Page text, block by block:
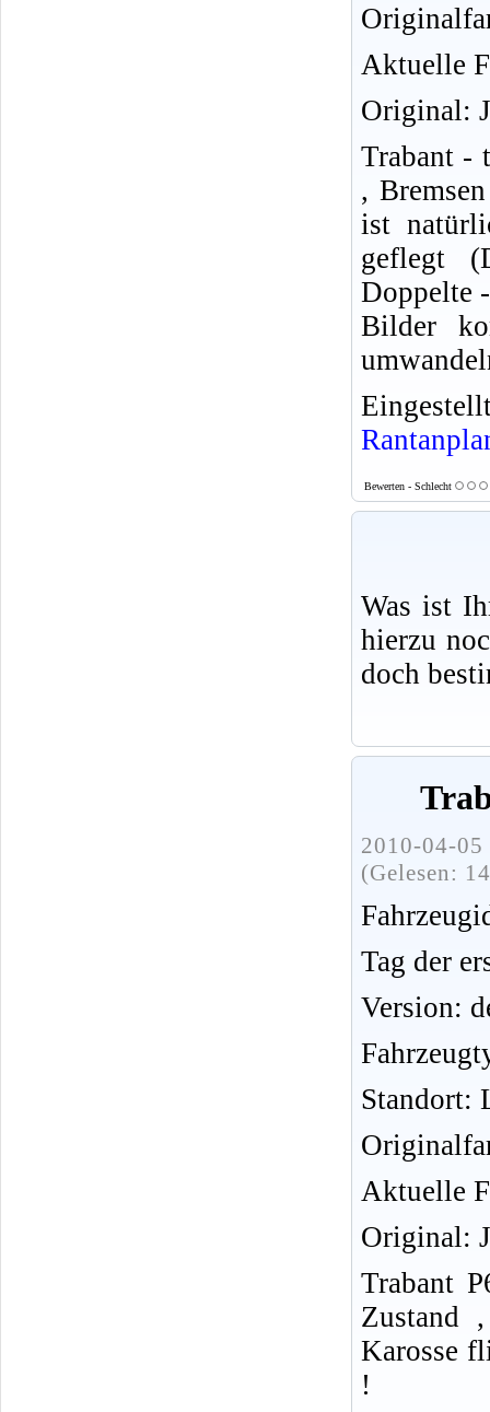
Aktuelle
Original:
Trabant -
,
ist
geflegt
Doppelte
Bilder
Bewerten - Schlecht
Was ist
hierzu
doch
2010-04-
(Gelesen:
Tag der
Version:
Standort:
Aktuelle
Original:
Trabant
Zustand
Karosse
!